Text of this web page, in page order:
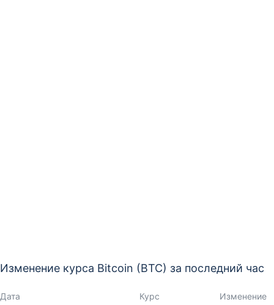
Изменение курса Bitcoin (BTC) за последний час
Дата Курс Изменение